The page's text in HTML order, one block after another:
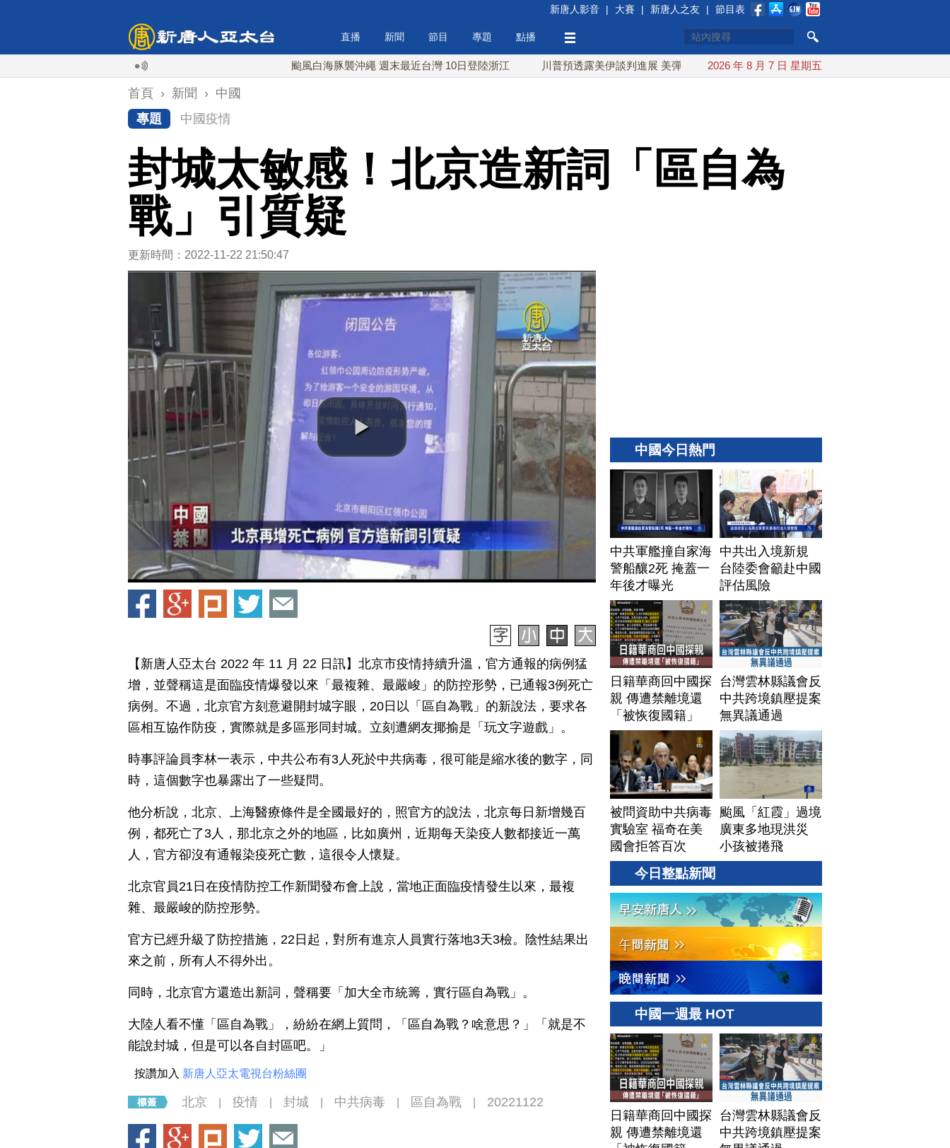
新唐人影音 | 大賽 | 新唐人之友 | 節目表
直播 新聞 節目 專題 點播
颱風白海豚襲沖繩 週末最近台灣 10日登陸浙江 川普預透露美伊談判進展 美彈藥充足再擴大生產 川普簽行政令對多晶矽課15%關稅 防堵中
2026 年 8 月 7 日 星期五
首頁 › 新聞 › 中國
專題
中國疫情
封城太敏感！北京造新詞「區自為
戰」引質疑
更新時間：2022-11-22 21:50:47
【新唐人亞太台 2022 年 11 月 22 日訊】北京市疫情持續升溫，官方通報的病例猛
增，並聲稱這是面臨疫情爆發以來「最複雜、最嚴峻」的防控形勢，已通報3例死亡
病例。不過，北京官方刻意避開封城字眼，20日以「區自為戰」的新說法，要求各
區相互協作防疫，實際就是多區形同封城。立刻遭網友揶揄是「玩文字遊戲」。
時事評論員李林一表示，中共公布有3人死於中共病毒，很可能是縮水後的數字，同
時，這個數字也暴露出了一些疑問。
他分析說，北京、上海醫療條件是全國最好的，照官方的說法，北京每日新增幾百
例，都死亡了3人，那北京之外的地區，比如廣州，近期每天染疫人數都接近一萬
人，官方卻沒有通報染疫死亡數，這很令人懷疑。
北京官員21日在疫情防控工作新聞發布會上說，當地正面臨疫情發生以來，最複
雜、最嚴峻的防控形勢。
官方已經升級了防控措施，22日起，對所有進京人員實行落地3天3檢。陰性結果出
來之前，所有人不得外出。
同時，北京官方還造出新詞，聲稱要「加大全市統籌，實行區自為戰」。
大陸人看不懂「區自為戰」，紛紛在網上質問，「區自為戰？啥意思？」「就是不
能說封城，但是可以各自封區吧。」
按讚加入 新唐人亞太電視台粉絲團
北京 疫情 封城 中共病毒 區自為戰 20221122
中國今日熱門
中共軍艦撞自家海
警船釀2死 掩蓋一
年後才曝光
中共出入境新規
台陸委會籲赴中國
評估風險
日籍華商回中國探
親 傳遭禁離境還
「被恢復國籍」
台灣雲林縣議會反
中共跨境鎮壓提案
無異議通過
被問資助中共病毒
實驗室 福奇在美
國會拒答百次
颱風「紅霞」過境
廣東多地現洪災
小孩被捲飛
今日整點新聞
中國一週最 HOT
日籍華商回中國探
親 傳遭禁離境還
台灣雲林縣議會反
中共跨境鎮壓提案